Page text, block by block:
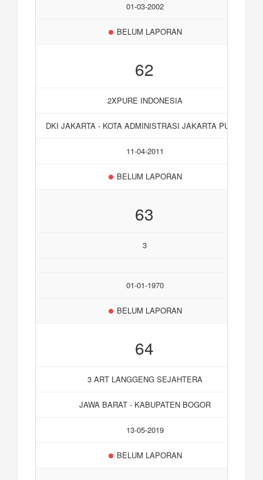
01-03-2002
BELUM LAPORAN
62
2XPURE INDONESIA
DKI JAKARTA - KOTA ADMINISTRASI JAKARTA PUSAT
11-04-2011
BELUM LAPORAN
63
3
01-01-1970
BELUM LAPORAN
64
3 ART LANGGENG SEJAHTERA
JAWA BARAT - KABUPATEN BOGOR
13-05-2019
BELUM LAPORAN